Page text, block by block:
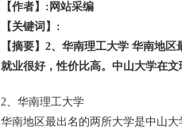
【作者】:网站采编
【关键词】:
【摘要】2、华南理工大学 华南地
就业很好，性价比高。中山大学在
2、华南理工大学
华南地区最出名的两所大学是中山